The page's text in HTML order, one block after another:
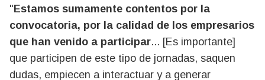
"Estamos sumamente contentos por la
convocatoria, por la calidad de los empresarios
que han venido a participar... [Es importante]
que participen de este tipo de jornadas, saquen
dudas, empiecen a interactuar y a generar